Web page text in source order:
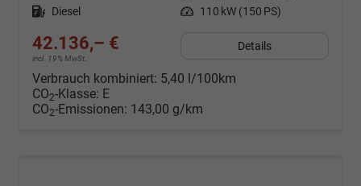
Kraftstoff Diesel Leistung 110 kW (150 PS)
42.136,– €
incl. 19% MwSt.
Details
Verbrauch kombiniert: 5,40 l/100km
CO2-Klasse: E
CO2-Emissionen: 143,00 g/km